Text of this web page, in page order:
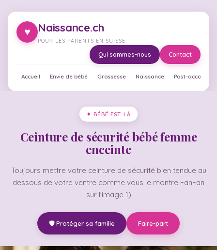
♥ Naissance.ch
POUR LES PARENTS EN SUISSE
Accueil Envie de bébé Grossesse Naissance Post-
Qui sommes-nous Contact
✦ BÉBÉ EST LÀ
Ceinture de sécurité bébé femme
enceinte
Toujours mettre votre ceinture de sécurité bien tendue au
dessous de votre ventre comme vous le montre FanFan
sur l'image 1)
🛡️ Protéger sa famille Faire-part